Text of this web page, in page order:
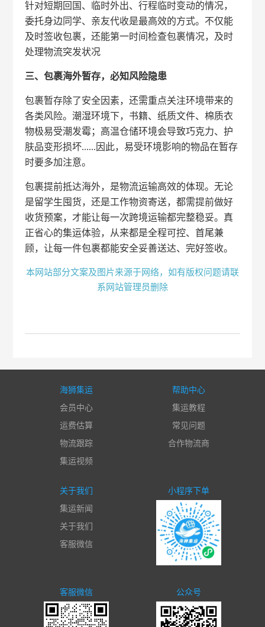
针对短期回国、临时外出、行程临时变动的情况，
委托身边同学、亲友代收是最高效的方式。不仅能
及时签收包裹，还能第一时间检查包裹情况，及时
处理物流突发状况
三、包裹海外暂存，必知风险隐患
包裹暂存除了安全因素，还需重点关注环境带来的
各类风险。潮湿环境下，书籍、纸质文件、棉质衣
物极易受潮发霉；高温仓储环境会导致巧克力、护
肤品变形损坏......因此，易受环境影响的物品在暂存
时要多加注意。
包裹提前抵达海外，是物流运输高效的体现。无论
是留学生囤货，还是工作物资寄送，都需提前做好
收货预案，才能让每一次跨境运输都完整稳妥。真
正省心的集运体验，从来都是全程可控、首尾兼
顾，让每一件包裹都能安全妥善送达、完好签收。
本网站部分文案及图片来源于网络，如有版权问题请联
系网站管理员删除
海狮集运
会员中心
运费估算
物流跟踪
集运视频
帮助中心
集运教程
常见问题
合作物流商
关于我们
集运新闻
关于我们
客服微信
小程序下单
客服微信 公众号